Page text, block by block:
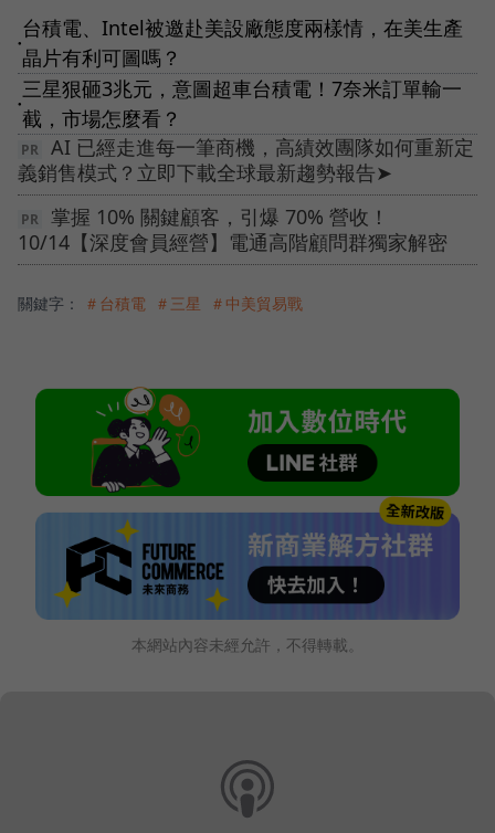
●
台積電、Intel被邀赴美設廠態度兩樣情，在美生產
晶片有利可圖嗎？
●
三星狠砸3兆元，意圖超車台積電！7奈米訂單輸一
截，市場怎麼看？
AI 已經走進每一筆商機，高績效團隊如何重新定
義銷售模式？立即下載全球最新趨勢報告➤
掌握 10% 關鍵顧客，引爆 70% 營收！
10/14【深度會員經營】電通高階顧問群獨家解密
關鍵字： ＃台積電 ＃三星 ＃中美貿易戰
本網站內容未經允許，不得轉載。